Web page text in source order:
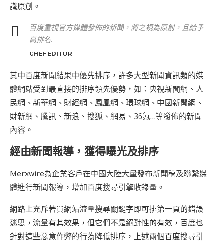
識原創。
百度重視官方媒體發佈的新聞，將之視為原創，且給予
高排名.
CHEF EDITOR
其中百度新聞結果中優先排序，許多大型新聞資訊類的媒
體網站受到最直接的排序領先優勢，如：央視新聞網、人
民網、新華網、財經網、鳳凰網、環球網、中國新聞網、
財新網、騰訊、新浪、搜狐、網易、36氪…等發佈的新聞
內容。
經由新聞報導，獲得曝光及排序
Merxwire為企業客戶在中國大陸大量發布新聞稿及聯繫媒
體進行新聞報導，增加百度搜尋引擎收錄量。
網路上充斥著買網站流量搜尋關鍵字即可排第一頁的錯誤
迷思，流量有其效果，但它們不是絕對性的有效，百度也
針對這些惡意作弊的行為降低排序，上述兩個百度搜尋引